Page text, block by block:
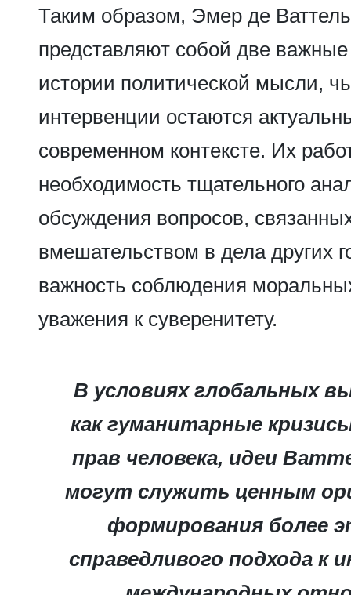
Таким образом, Эмер де
представляют собой две
истории политической мысли,
интервенции остаются
современном контексте. Их
необходимость тщательного
обсуждения вопросов,
вмешательством в дела других
важность соблюдения
уважения к суверенитету.
В условиях глобальных
как гуманитарные
прав человека, идеи
могут служить ценным
формирования более
справедливого подхода к